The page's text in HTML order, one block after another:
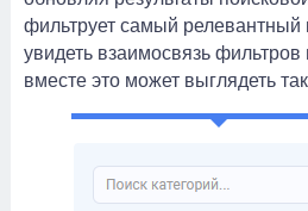
фильтрует самый релевантный
увидеть взаимосвязь фильтров
вместе это может выглядеть